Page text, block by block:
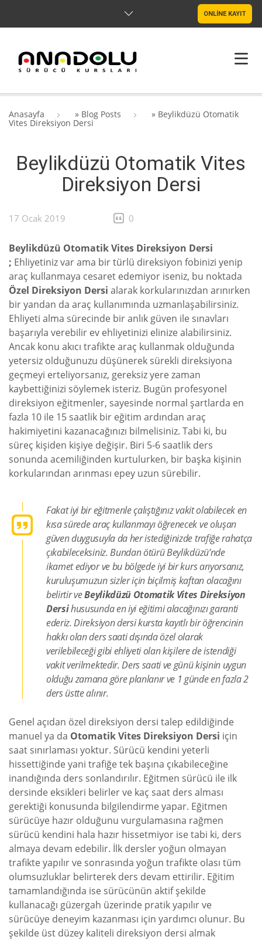
ONLİNE KAYIT
HAKKIMIZDA
ŞUBELER
SRC & PSIKOTEKNIK
BLOG
İLETIŞIM
Anasayfa » Blog Posts » Beylikdüzü Otomatik
Vites Direksiyon Dersi
Beylikdüzü Otomatik Vites
Direksiyon Dersi
17 Ocak 2019 0
Beylikdüzü Otomatik Vites Direksiyon Dersi
; Ehliyetiniz var ama bir türlü direksiyon fobinizi yenip
araç kullanmaya cesaret edemiyor iseniz, bu noktada
Özel Direksiyon Dersi alarak korkularınızdan arınırken
bir yandan da araç kullanımında uzmanlaşabilirsiniz.
Ehliyeti alma sürecinde bir anlık güven ile sınavları
başarıyla verebilir ev ehliyetinizi elinize alabilirsiniz.
Ancak konu akıcı trafikte araç kullanmak olduğunda
yetersiz olduğunuzu düşünerek sürekli direksiyona
geçmeyi erteliyorsanız, gereksiz yere zaman
kaybettiğinizi söylemek isteriz. Bugün profesyonel
direksiyon eğitmenler, sayesinde normal şartlarda en
fazla 10 ile 15 saatlik bir eğitim ardından araç
hakimiyetini kazanacağınızı bilmelisiniz. Tabi ki, bu
süreç kişiden kişiye değişir. Biri 5-6 saatlik ders
sonunda acemiliğinden kurtulurken, bir başka kişinin
korkularından arınması epey uzun sürebilir.
Fakat iyi bir eğitmenle çalıştığınız vakit olabilecek en
kısa sürede araç kullanmayı öğrenecek ve oluşan
güven duygusuyla da her istediğinizde trafiğe rahatça
çıkabileceksiniz. Bundan ötürü Beylikdüzü’nde
ikamet ediyor ve bu bölgede iyi bir kurs arıyorsanız,
kuruluşumuzun sizler için biçilmiş kaftan olacağını
belirtir veBeylikdüzü Otomatik Vites Direksiyon
Dersihususunda en iyi eğitimi alacağınızı garanti
ederiz. Direksiyon dersi kursta kayıtlı bir öğrencinin
hakkı olan ders saati dışında özel olarak
verilebileceği gibi ehliyeti olan kişilere de istendiği
vakit verilmektedir. Ders saati ve günü kişinin uygun
olduğu zamana göre planlanır ve 1 günde en fazla 2
ders üstte alınır.
Genel açıdan özel direksiyon dersi talep edildiğinde
manuel ya da Otomatik Vites Direksiyon Dersi için
saat sınırlaması yoktur. Sürücü kendini yeterli
hissettiğinde yani trafiğe tek başına çıkabileceğine
inandığında ders sonlandırılır. Eğitmen sürücü ile ilk
dersinde eksikleri belirler ve kaç saat ders alması
gerektiği konusunda bilgilendirme yapar. Eğitmen
sürücüye hazır olduğunu vurgulamasına rağmen
sürücü kendini hala hazır hissetmiyor ise tabi ki, ders
almaya devam edebilir. İlk dersler yoğun olmayan
trafikte yapılır ve sonrasında yoğun trafikte olası tüm
olumsuzluklar belirterek ders devam ettirilir. Eğitim
tamamlandığında ise sürücünün aktif şekilde
kullanacağı güzergah üzerinde pratik yapılır ve
sürücüye deneyim kazanması için yardımcı olunur. Bu
şekilde üst düzey kaliteli direksiyon dersi almak